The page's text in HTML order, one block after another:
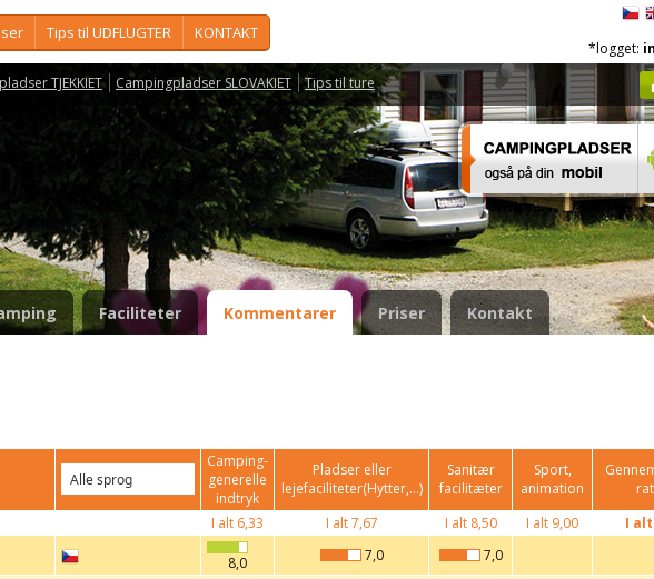
Tips til UDFLUGTER KONTAKT
TJEKKIET Campingpladser SLOVAKIET Tips til ture
*logget:
Faciliteter Kommentarer Priser Kontakt
Camping-
generelle
indtryk
Pladser eller
lejefaciliteter(Hytter,...)
Sanitær
facilitæter
Sport,
animation
I alt 6,33 I alt7,67 I alt8,50 I alt 9,00 I alt
8,0 7,0 7,0